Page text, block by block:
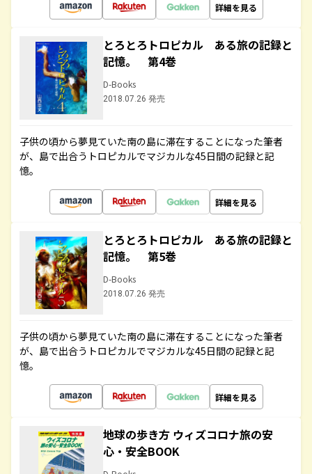
詳細を見る
とろとろトロピカル ある旅の記録と
記憶。 第4巻
D-Books
2018.07.26 発売
子供の頃から夢見ていた南の島に滞在することになった筆者
が、島で出合うトロピカルでマジカルな45日間の記録と記
憶。
詳細を見る
とろとろトロピカル ある旅の記録と
記憶。 第5巻
D-Books
2018.07.26 発売
子供の頃から夢見ていた南の島に滞在することになった筆者
が、島で出合うトロピカルでマジカルな45日間の記録と記
憶。
詳細を見る
地球の歩き方 ウィズコロナ旅の安
心・安全BOOK